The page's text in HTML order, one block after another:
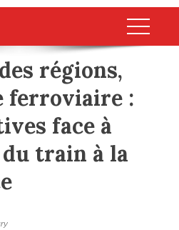
régions,
ferroviaire :
face à
train à la